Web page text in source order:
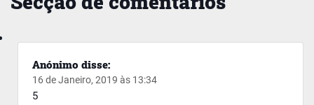
Anónimo disse:
16 de Janeiro, 2019 às 13:34
5